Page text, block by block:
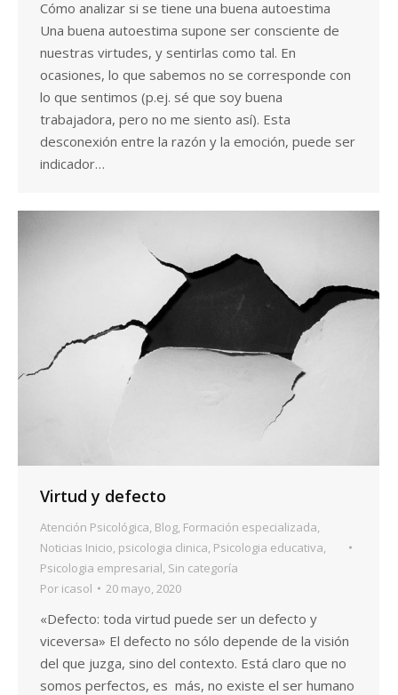
Cómo analizar si se tiene una buena autoestima
Una buena autoestima supone ser consciente de
nuestras virtudes, y sentirlas como tal. En
ocasiones, lo que sabemos no se corresponde con
lo que sentimos (p.ej. sé que soy buena
trabajadora, pero no me siento así). Esta
desconexión entre la razón y la emoción, puede ser
indicador…
Virtud y defecto
Atención Psicológica, Blog, Formación especializada,
Noticias Inicio, psicologia clinica, Psicologia educativa,
Psicologia empresarial, Sin categoría
Por icasol 20 mayo, 2020
«Defecto: toda virtud puede ser un defecto y
viceversa» El defecto no sólo depende de la visión
del que juzga, sino del contexto. Está claro que no
somos perfectos, es más, no existe el ser humano